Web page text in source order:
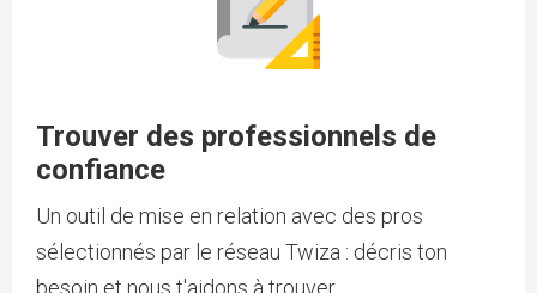
Trouver des professionnels de
confiance
Un outil de mise en relation avec des pros
sélectionnés par le réseau Twiza : décris ton
besoin et nous t'aidons à trouver.